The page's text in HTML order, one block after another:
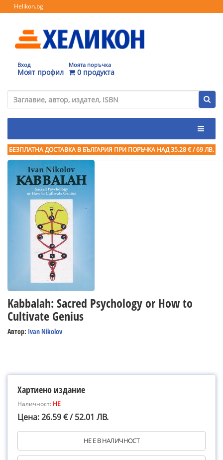
Helikon.bg
Вход
Моят профил
Моята поръчка
0 продукта
БЕЗПЛАТНА ДОСТАВКА В БЪЛГАРИЯ ПРИ ПОРЪЧКА НАД 35.28 € / 69 ЛВ.
Kabbalah: Sacred Psychology or How to
Cultivate Genius
Автор: Ivan Nikolov
Хартиено издание
Наличност: НЕ
Цена: 26.59 € / 52.01 ЛВ.
НЕ Е В НАЛИЧНОСТ